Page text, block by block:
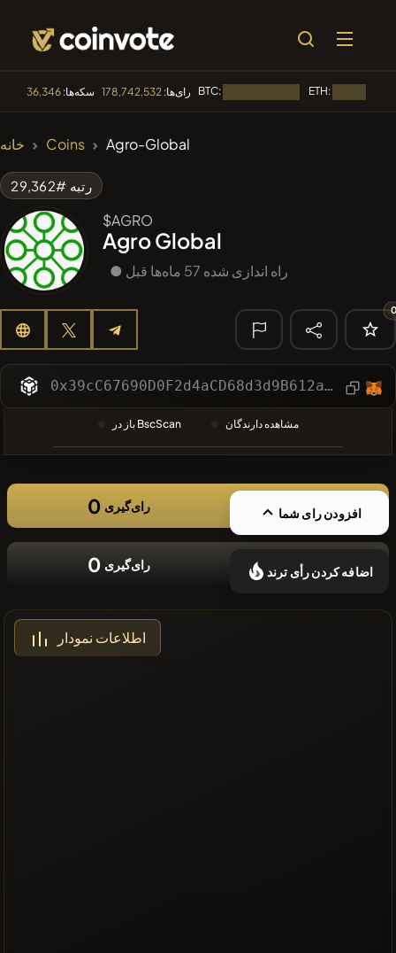
سکه‌ها:36,346 رای‌ها:178,742,532 BTC: ETH:
#622
Heap of hay HAY
#556
🔎 جستجوی
اخیر
اخیر موجود
خانه Coins Agro-Global
رتبه #29,362
$AGRO
Agro Global
● راه اندازی شده 57 ماه‌ها قبل
0x39cC67690D0F2d4aCD68d3d9B612a80D780b84c0
باز در BscScan مشاهده دارندگان
0 رای‌گیری افزودن رای شما
0 رای‌گیری اضافه کردن رأی ترند
اطلاعات نمودار